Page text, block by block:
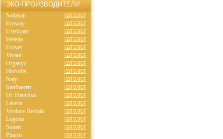
ЭКО-ПРОИЗВОДИТЕЛИ
Sodasan
каталог
Ecoway
каталог
Urtekram
каталог
Weleda
каталог
Ecover
каталог
Vivani
каталог
Organyc
каталог
BioSolis
каталог
Naty
каталог
Биобьюти
каталог
Dr. Haushka
каталог
Lavera
каталог
Verdure Herbals
каталог
Logona
каталог
Sonett
каталог
Pineco
каталог